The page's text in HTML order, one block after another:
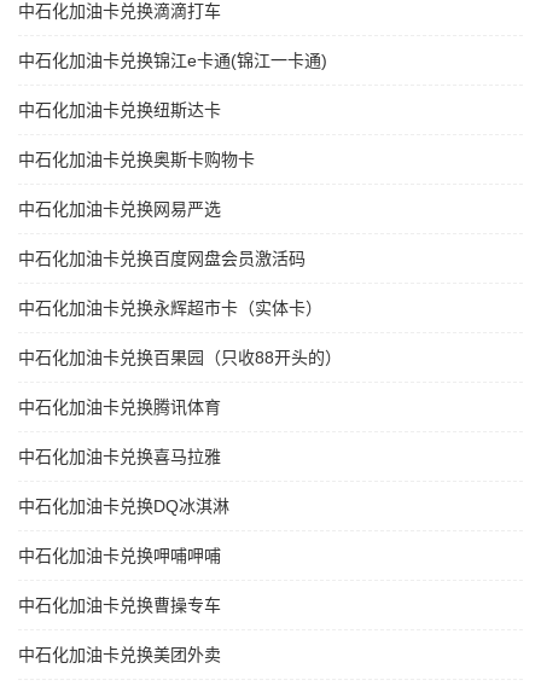
中石化加油卡兑换滴滴打车
中石化加油卡兑换锦江e卡通(锦江一卡通)
中石化加油卡兑换纽斯达卡
中石化加油卡兑换奥斯卡购物卡
中石化加油卡兑换网易严选
中石化加油卡兑换百度网盘会员激活码
中石化加油卡兑换永辉超市卡（实体卡）
中石化加油卡兑换百果园（只收88开头的）
中石化加油卡兑换腾讯体育
中石化加油卡兑换喜马拉雅
中石化加油卡兑换DQ冰淇淋
中石化加油卡兑换呷哺呷哺
中石化加油卡兑换曹操专车
中石化加油卡兑换美团外卖